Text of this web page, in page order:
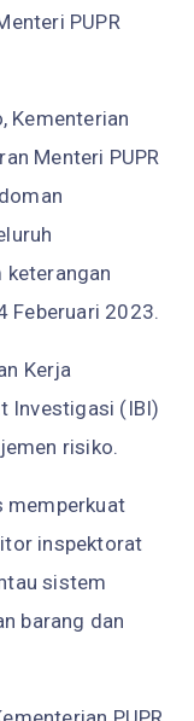
PUPR
Kementerian
Menteri PUPR
keterangan
Feberuari 2023.
Kerja
Investigasi (IBI)
risiko.
memperkuat
inspektorat
sistem
barang dan